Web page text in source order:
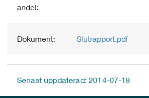
andel:
Dokument: Slutrapport.pdf
Senast uppdaterad: 2014-07-18